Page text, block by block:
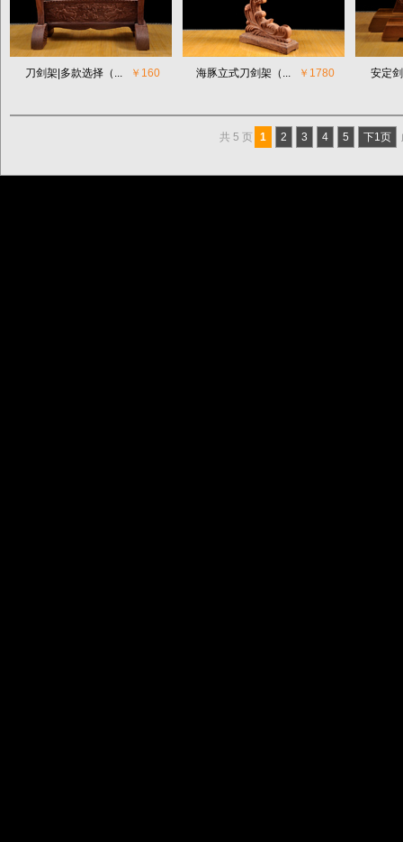
刀剑架|多款选择（... ￥160 海豚立式刀剑架（... ￥1780 安定
共 5 页 1 2 3 4 5 下1页